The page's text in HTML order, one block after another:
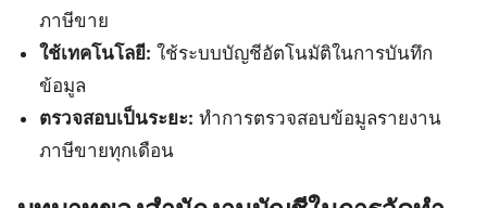
ภาษีขาย
ใช้เทคโนโลยี: ใช้ระบบบัญชีอัตโนมัติในการบันทึก
ข้อมูล
ตรวจสอบเป็นระยะ: ทำการตรวจสอบข้อมูลรายงาน
ภาษีขายทุกเดือน